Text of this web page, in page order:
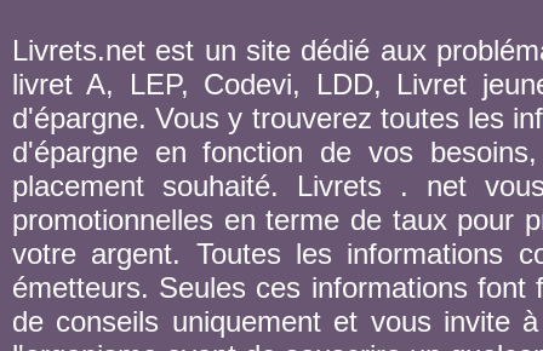
Livrets.net est un site dédié aux
livret A, LEP, Codevi, LDD, Livret
d'épargne. Vous y trouverez toutes les
d'épargne en fonction de vos
placement souhaité. Livrets . net
promotionnelles en terme de taux pour
votre argent. Toutes les informations
émetteurs. Seules ces informations
de conseils uniquement et vous invite